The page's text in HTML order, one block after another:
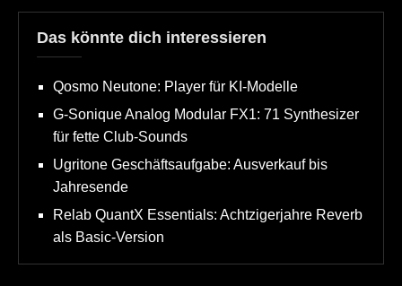
Das könnte dich interessieren
Qosmo Neutone: Player für KI-Modelle
G-Sonique Analog Modular FX1: 71 Synthesizer
für fette Club-Sounds
Ugritone Geschäftsaufgabe: Ausverkauf bis
Jahresende
Relab QuantX Essentials: Achtzigerjahre Reverb
als Basic-Version